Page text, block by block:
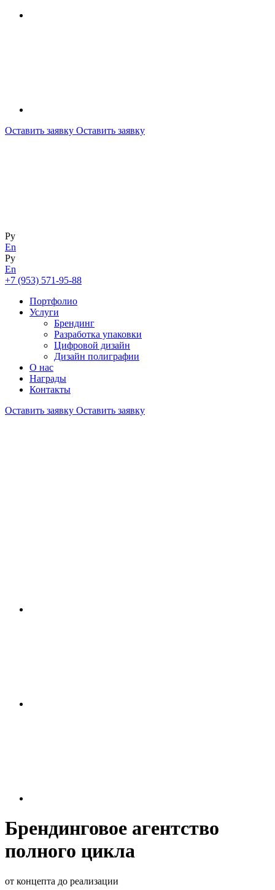
Оставить заявку Оставить заявку
Ру
En
Ру
En
+7 (953) 571-95-88
Портфолио
Услуги
Брендинг
Разработка упаковки
Цифровой дизайн
Дизайн полиграфии
О нас
Награды
Контакты
Оставить заявку Оставить заявку
Брендинговое агентство
полного цикла
от концепта до реализации